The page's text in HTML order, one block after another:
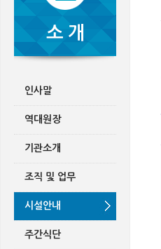
소 개
인사말
역대원장
기관소개
조직 및 업무
시설안내
주간식단